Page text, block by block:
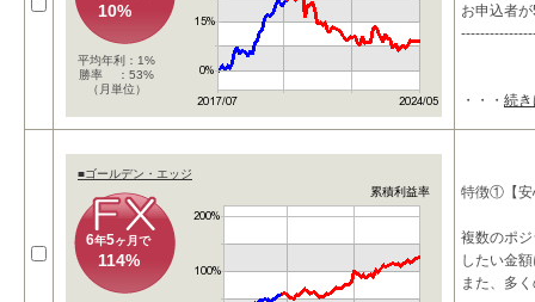
10%
平均年利：1%
勝率 ：53%
（月単位）
お申込者
・・・ 続
■ゴールデン・エッジ
累積利益率
6年5ヶ月で
114%
特徴①【安
複数のポ
したい金
また、多